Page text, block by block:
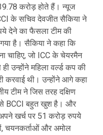
करोड़ होते हैं। न्यूज
के सचिव देवजीत सैकिया ने
देने का फैसला टीम की
है। सैकिया ने कहा कि
चाहिए, जो ICC के चेयरमैन
उन्होंने महिला वर्ल्ड कप की
करवाई थी। उन्होंने आगे कहा
टीम ने जिस तरह दक्षिण
BCCI बहुत खुश है। और
खर्च पर 51 करोड़ रुपये
चयनकर्ताओं और अमोल